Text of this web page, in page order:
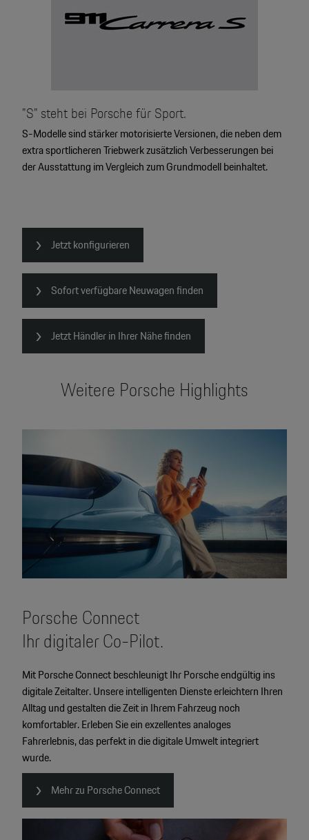
"S" steht bei Porsche für Sport.
S-Modelle sind stärker motorisierte Versionen, die neben dem
extra sportlicheren Triebwerk zusätzlich Verbesserungen bei
der Ausstattung im Vergleich zum Grundmodell beinhaltet.
Jetzt konfigurieren
Sofort verfügbare Neuwagen finden
Jetzt Händler in Ihrer Nähe finden
Weitere Porsche Highlights
Porsche Connect
Ihr digitaler Co-Pilot.
Mit Porsche Connect beschleunigt Ihr Porsche endgültig ins
digitale Zeitalter. Unsere intelligenten Dienste erleichtern Ihren
Alltag und gestalten die Zeit in Ihrem Fahrzeug noch
komfortabler. Erleben Sie ein exzellentes analoges
Fahrerlebnis, das perfekt in die digitale Umwelt integriert
wurde.
Mehr zu Porsche Connect